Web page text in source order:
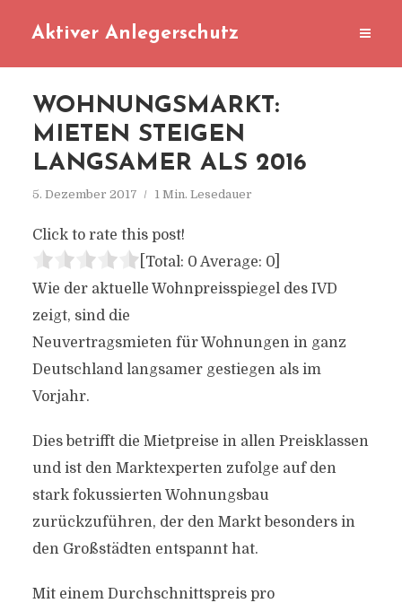
Aktiver Anlegerschutz
WOHNUNGSMARKT:
MIETEN STEIGEN
LANGSAMER ALS 2016
5. Dezember 2017 1 Min. Lesedauer
Click to rate this post!
[Total: 0 Average: 0]
Wie der aktuelle Wohnpreisspiegel des IVD
zeigt, sind die
Neuvertragsmieten für Wohnungen in ganz
Deutschland langsamer gestiegen als im
Vorjahr.
Dies betrifft die Mietpreise in allen Preisklassen
und ist den Marktexperten zufolge auf den
stark fokussierten Wohnungsbau
zurückzuführen, der den Markt besonders in
den Großstädten entspannt hat.
Mit einem Durchschnittspreis pro